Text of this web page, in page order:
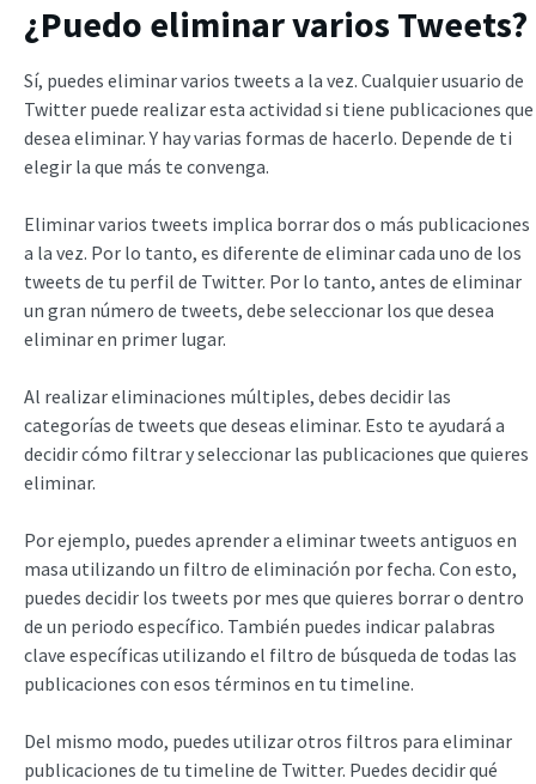
¿Puedo eliminar varios Tweets?
Sí, puedes eliminar varios tweets a la vez. Cualquier usuario de
Twitter puede realizar esta actividad si tiene publicaciones que
desea eliminar. Y hay varias formas de hacerlo. Depende de ti
elegir la que más te convenga.
Eliminar varios tweets implica borrar dos o más publicaciones
a la vez. Por lo tanto, es diferente de eliminar cada uno de los
tweets de tu perfil de Twitter. Por lo tanto, antes de eliminar
un gran número de tweets, debe seleccionar los que desea
eliminar en primer lugar.
Al realizar eliminaciones múltiples, debes decidir las
categorías de tweets que deseas eliminar. Esto te ayudará a
decidir cómo filtrar y seleccionar las publicaciones que quieres
eliminar.
Por ejemplo, puedes aprender a eliminar tweets antiguos en
masa utilizando un filtro de eliminación por fecha. Con esto,
puedes decidir los tweets por mes que quieres borrar o dentro
de un periodo específico. También puedes indicar palabras
clave específicas utilizando el filtro de búsqueda de todas las
publicaciones con esos términos en tu timeline.
Del mismo modo, puedes utilizar otros filtros para eliminar
publicaciones de tu timeline de Twitter. Puedes decidir qué